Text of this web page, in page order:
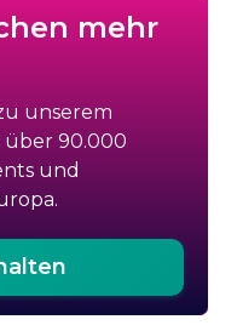
mehr
unserem
90.000
und